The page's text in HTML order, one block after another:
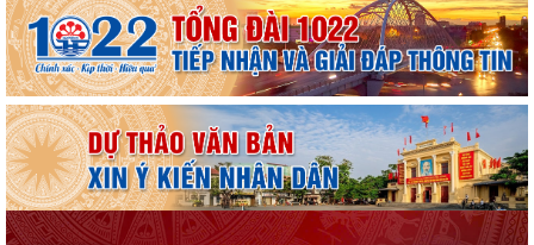
Tuổi trẻ Chi đoàn UBND đặc khu Cát Hải lan tỏa nghĩa tình từ những
“Bữa cơm tri ân”
Khai mạc Lễ hội làng tháng Sáu tại Cụm di tích Đình, Chùa Gia Lộc
Lễ hội truyền thống Xa mã – Rước kiệu Đình Hoàng Châu: Gìn giữ, phát
huy giá trị Di tích lịch sử...
Lễ hội Đình Đồng Bài góp phần gìn giữ và phát huy giá trị văn hóa
truyền thống vùng biển Cát Hải